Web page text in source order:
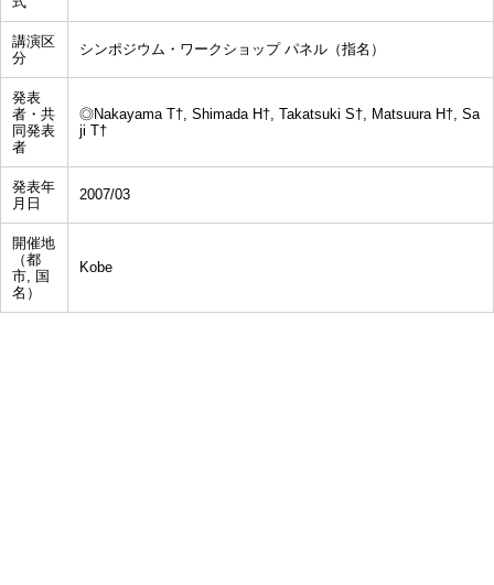
講演区
分
シンポジウム・ワークショップ パネル（指名）
発表
者・共
同発表
者
◎Nakayama T†, Shimada H†, Takatsuki S†, Matsuura H†, Sa
ji T†
発表年
月日
2007/03
開催地
（都
市, 国
名）
Kobe